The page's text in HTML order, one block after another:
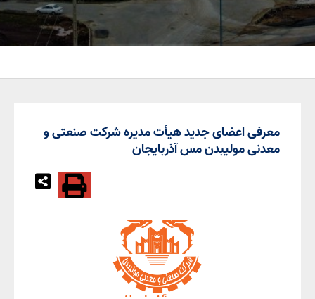
معرفی اعضای جدید هیأت مدیره شرکت صنعتی و
معدنی مولیبدن مس آذربایجان